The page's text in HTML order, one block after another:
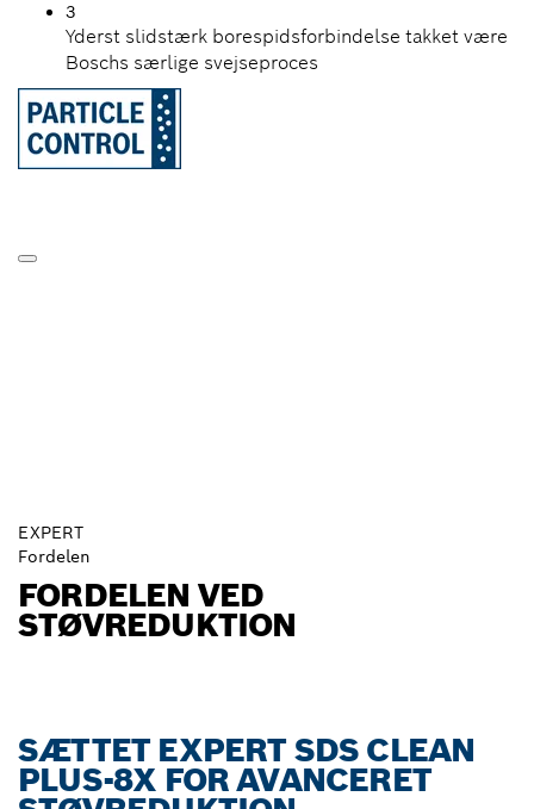
3
Yderst slidstærk borespidsforbindelse takket være
Boschs særlige svejseproces
EXPERT
Fordelen
FORDELEN VED
STØVREDUKTION
SÆTTET EXPERT SDS CLEAN
PLUS-8X FOR AVANCERET